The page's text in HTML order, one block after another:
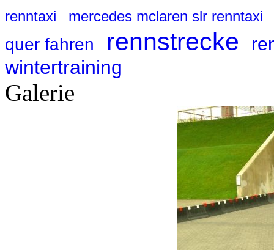
renntaxi mercedes mclaren slr renntaxi
quer fahren rennstrecke
wintertraining
Galerie